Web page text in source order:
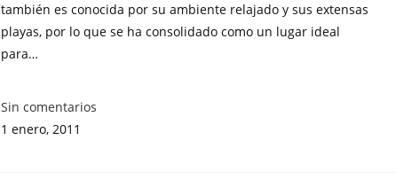
también es conocida por su ambiente relajado y sus extensas
playas, por lo que se ha consolidado como un lugar ideal
para…
Sin comentarios
1 enero, 2011